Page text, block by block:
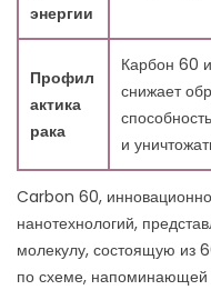
энергии
Профил
актика
рака
Карбон 60
снижает
и
Carbon 60,
нанотехнологий,
молекулу, состоящую из
по схеме,